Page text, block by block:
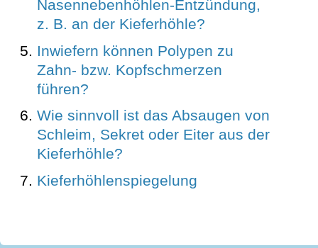
Nasennebenhöhlen-Entzündung,
z. B. an der Kieferhöhle?
Inwiefern können Polypen zu
Zahn- bzw. Kopfschmerzen
führen?
Wie sinnvoll ist das Absaugen von
Schleim, Sekret oder Eiter aus der
Kieferhöhle?
Kieferhöhlenspiegelung